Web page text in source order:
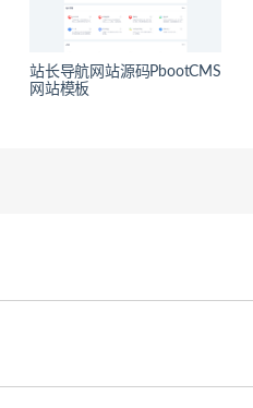
站长导航网站源码PbootCMS
网站模板